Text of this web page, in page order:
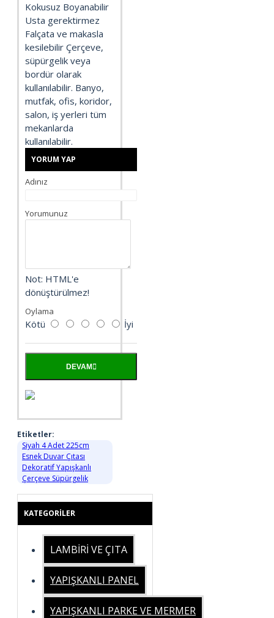
Kokusuz Boyanabilir
Usta gerektirmez
Falçata ve makasla
kesilebilir Çerçeve,
süpürgelik veya
bordür olarak
kullanılabilir. Banyo,
mutfak, ofis, koridor,
salon, iş yerleri tüm
mekanlarda
kullanılabilir.
YORUM YAP
Adınız
Yorumunuz
Not: HTML'e
dönüştürülmez!
Oylama
Kötü İyi
DEVAM
Etiketler:
Siyah 4 Adet 225cm
Esnek Duvar Çıtası
Dekoratif Yapışkanlı
Çerçeve Süpürgelik
KATEGORILER
LAMBİRİ VE ÇITA
YAPIŞKANLI PANEL
YAPIŞKANLI PARKE VE MERMER